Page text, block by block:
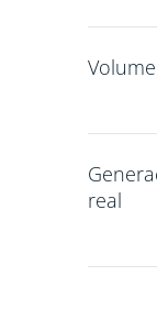
real